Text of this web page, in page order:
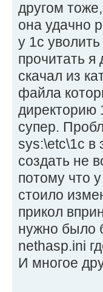
другом
она удачно
у 1с
прочитать
скачал из
файла
директорию
супер.
sys:\etc\1c в
создать не
потому что
стоило
прикол
нужно было
nethasp.ini
И многое